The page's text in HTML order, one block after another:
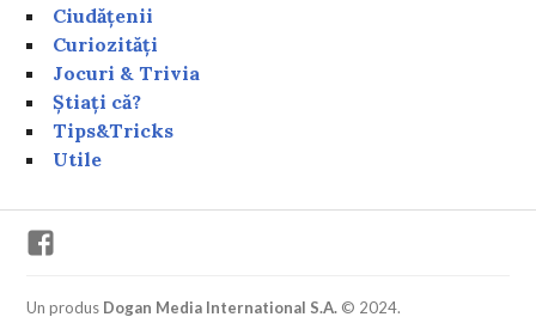
Ciudățenii
Curiozități
Jocuri & Trivia
Știați că?
Tips&Tricks
Utile
Un produs Dogan Media International S.A. © 2024.